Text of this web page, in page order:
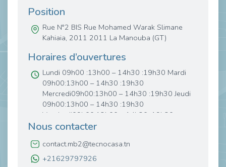
Position
Rue N°2 BIS Rue Mohamed Warak Slimane
Kahiaia, 2011 2011 La Manouba (GT)
Horaires d’ouvertures
Lundi 09h00 :13h00 – 14h30 :19h30 Mardi
09h00:13h00 – 14h30 :19h30
Mercredi09h00:13h00 – 14h30 :19h30 Jeudi
09h00:13h00 – 14h30 :19h30
Vendredi09h00:13h00 – 14h30 :19h30
Samedi09h00:13h00 – 14h30 :18h30
Nous contacter
contact.mb2@tecnocasa.tn
+21629797926